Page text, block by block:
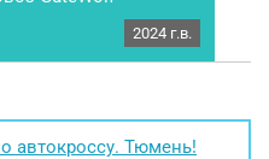
/ муковоз GuteWolf,
: материал колбы
4 мм. (возможно
шведской
2024 г.в.
автокроссу. Тюмень!